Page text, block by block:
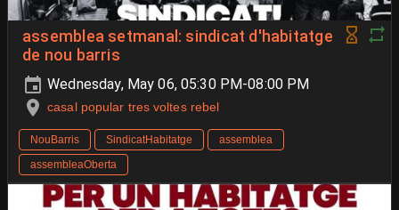
assemblea setmanal: sindicat d'habitatge
de nou barris
Wednesday, May 06, 05:30 PM-08:00 PM
casal popular tres voltes rebel
NouBarris SindicatHabitatge
assemblea
assembleaOberta